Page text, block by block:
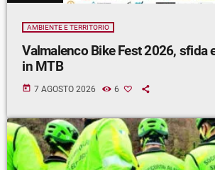
AMBIENTE E TERRITORIO
Valmalenco Bike Fest 2026, sfida
in MTB
today 7 AGOSTO 2026 6